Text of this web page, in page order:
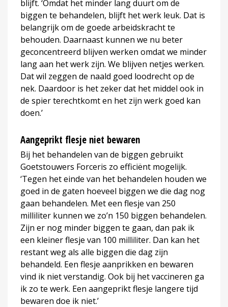
blijft. ‘Omdat het minder lang duurt om de
biggen te behandelen, blijft het werk leuk. Dat is
belangrijk om de goede arbeidskracht te
behouden. Daarnaast kunnen we nu beter
geconcentreerd blijven werken omdat we minder
lang aan het werk zijn. We blijven netjes werken.
Dat wil zeggen de naald goed loodrecht op de
nek. Daardoor is het zeker dat het middel ook in
de spier terechtkomt en het zijn werk goed kan
doen.’
Aangeprikt flesje niet bewaren
Bij het behandelen van de biggen gebruikt
Goetstouwers Forceris zo efficiënt mogelijk.
‘Tegen het einde van het behandelen houden we
goed in de gaten hoeveel biggen we die dag nog
gaan behandelen. Met een flesje van 250
milliliter kunnen we zo’n 150 biggen behandelen.
Zijn er nog minder biggen te gaan, dan pak ik
een kleiner flesje van 100 milliliter. Dan kan het
restant weg als alle biggen die dag zijn
behandeld. Een flesje aanprikken en bewaren
vind ik niet verstandig. Ook bij het vaccineren ga
ik zo te werk. Een aangeprikt flesje langere tijd
bewaren doe ik niet.’